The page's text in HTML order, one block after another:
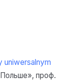
uniwersalnym
проф.